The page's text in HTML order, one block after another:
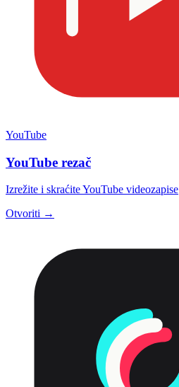
YouTube
YouTube rezač
Izrežite i skraćite YouTube videozapise
Otvoriti →